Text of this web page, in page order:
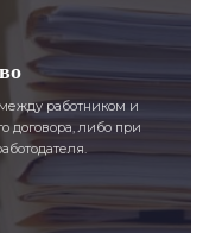
работником и
договора, либо при